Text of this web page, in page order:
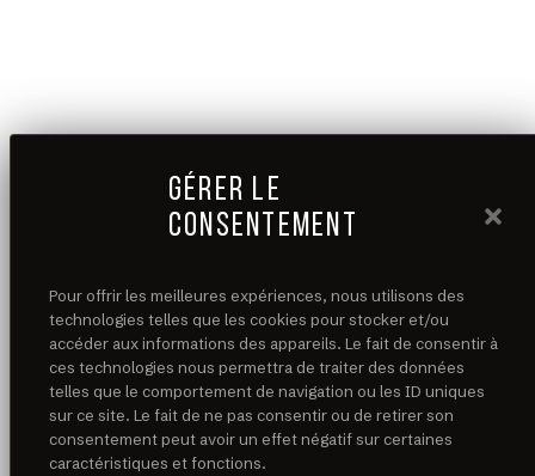
GÉRER LE
CONSENTEMENT
Pour offrir les meilleures expériences, nous utilisons des
technologies telles que les cookies pour stocker et/ou
accéder aux informations des appareils. Le fait de consentir à
ces technologies nous permettra de traiter des données
telles que le comportement de navigation ou les ID uniques
sur ce site. Le fait de ne pas consentir ou de retirer son
consentement peut avoir un effet négatif sur certaines
caractéristiques et fonctions.